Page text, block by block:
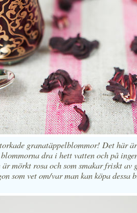
granatäppelblommor! Det här
dra i hett vatten och på
mörkt rosa och som smakar friskt av
som vet om/var man kan köpa dessa